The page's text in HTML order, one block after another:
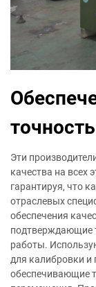
точность
Эти
качества на всех
гарантируя, что
отраслевых
обеспечения
подтверждающие
работы.
для калибровки и
обеспечивающие